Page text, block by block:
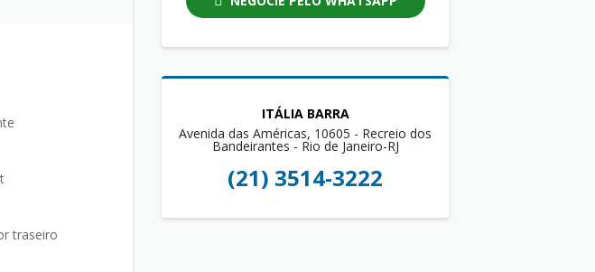
traseiro
ITÁLIA BARRA
Avenida das Américas, 10605 - Recreio dos
Bandeirantes - Rio de Janeiro-RJ
(21) 3514-3222